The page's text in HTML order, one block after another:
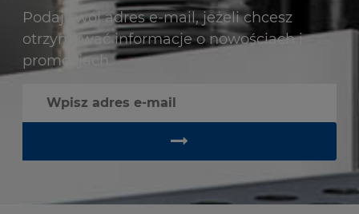
Podaj swój adres e-mail, jeżeli chcesz
otrzymywać informacje o nowościach i
promocjach.